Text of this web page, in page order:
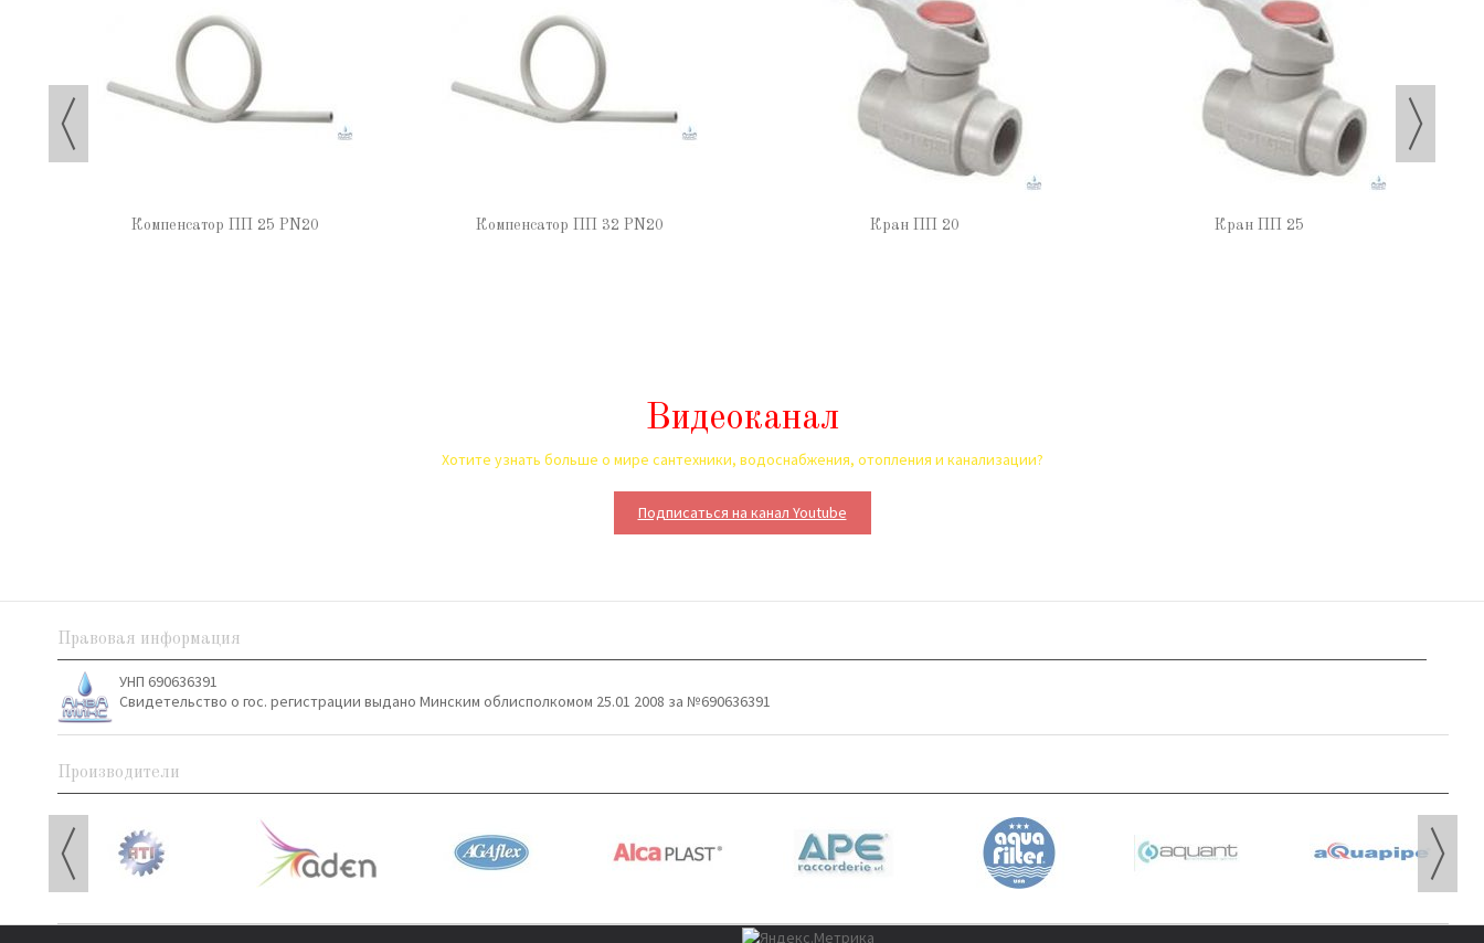
Компенсатор ПП 25 PN20 Компенсатор ПП 32 PN20 Кран ПП 20 Кран ПП 25
Видеоканал
Хотите узнать больше о мире сантехники, водоснабжения, отопления и канализации?
Подписаться на канал Youtube
Правовая информация
УНП 690636391
Свидетельство о гос. регистрации выдано Минским облисполкомом 25.01 2008 за №690636391
Производители